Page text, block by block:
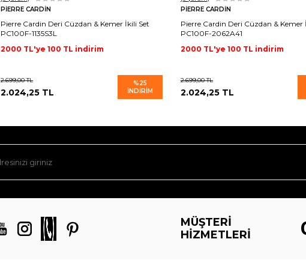
PIERRE CARDIN
Pierre Cardin Deri Cüzdan & Kemer İkili Set
PC100F-1135S3L
2000 TL'ye 100 TL indirim
2.699,00TL
2.024,25 TL
%25
İNDIRIM
PIERRE CARDIN
Pierre Cardin Deri Cüzdan & Kemer
PC100F-2062A41
2000 TL'ye 100 TL indirim
2.699,00TL
2.024,25 TL
MÜŞTERI
HIZMETLERI